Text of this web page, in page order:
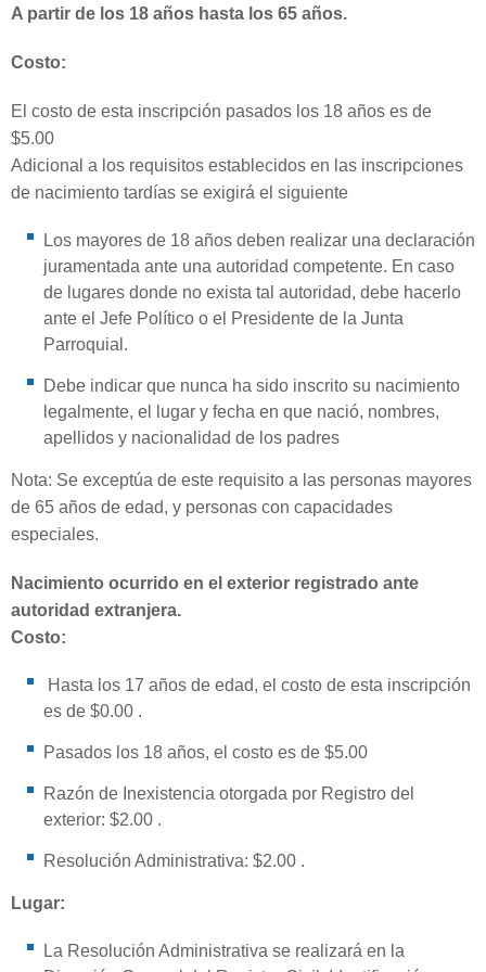
A partir de los 18 años hasta los 65 años.
Costo:
El costo de esta inscripción pasados los 18 años es de
$5.00
Adicional a los requisitos establecidos en las inscripciones
de nacimiento tardías se exigirá el siguiente
Los mayores de 18 años deben realizar una declaración
juramentada ante una autoridad competente. En caso
de lugares donde no exista tal autoridad, debe hacerlo
ante el Jefe Político o el Presidente de la Junta
Parroquial.
Debe indicar que nunca ha sido inscrito su nacimiento
legalmente, el lugar y fecha en que nació, nombres,
apellidos y nacionalidad de los padres
Nota: Se exceptúa de este requisito a las personas mayores
de 65 años de edad, y personas con capacidades
especiales.
Nacimiento ocurrido en el exterior registrado ante
autoridad extranjera.
Costo:
Hasta los 17 años de edad, el costo de esta inscripción
es de $0.00 .
Pasados los 18 años, el costo es de $5.00
Razón de Inexistencia otorgada por Registro del
exterior: $2.00 .
Resolución Administrativa: $2.00 .
Lugar:
La Resolución Administrativa se realizará en la